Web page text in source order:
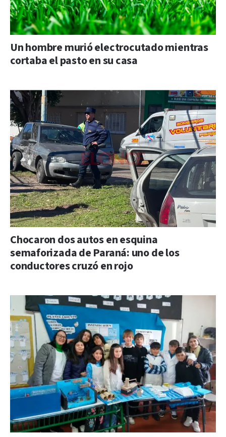
Un hombre murió electrocutado mientras
cortaba el pasto en su casa
Chocaron dos autos en esquina
semaforizada de Paraná: uno de los
conductores cruzó en rojo